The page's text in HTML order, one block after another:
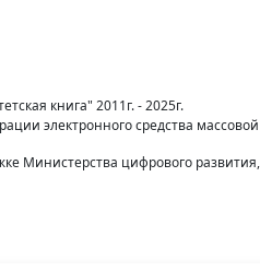
книга" 2011г. - 2025г.
электронного средства
Министерства цифрового